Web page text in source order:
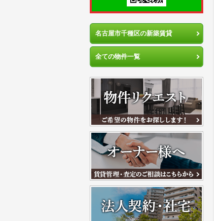
名古屋市千種区の新築賃貸
全ての物件一覧